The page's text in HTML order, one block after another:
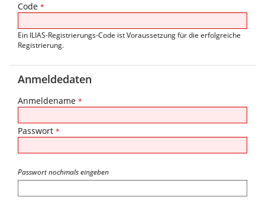
Code *
Ein ILIAS-Registrierungs-Code ist Voraussetzung für die erfolgreiche
Registrierung.
Anmeldedaten
Anmeldename *
Passwort *
Passwort nochmals eingeben